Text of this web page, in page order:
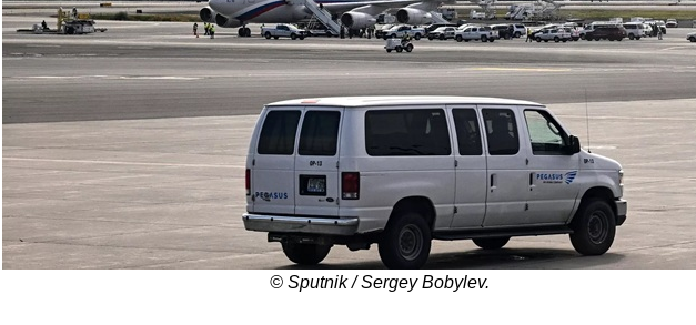
© Sputnik / Sergey Bobylev.